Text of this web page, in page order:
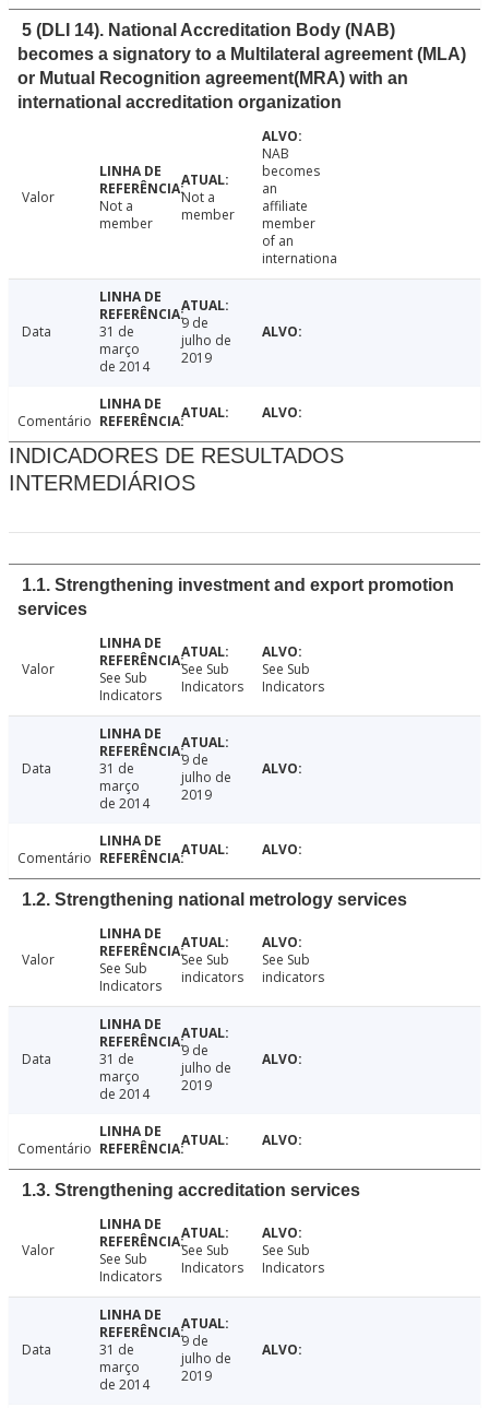
5 (DLI 14). National Accreditation Body (NAB)
becomes a signatory to a Multilateral agreement (MLA)
or Mutual Recognition agreement(MRA) with an
international accreditation organization
Valor
Not a
member
Not a
member
NAB
becomes
an
affiliate
member
of an
internationa
Data
31 de
março
de 2014
9 de
julho de
2019
Comentário
INDICADORES DE RESULTADOS
INTERMEDIÁRIOS
1.1. Strengthening investment and export promotion
services
Valor
See Sub
Indicators
See Sub
Indicators
See Sub
Indicators
Data
31 de
março
de 2014
9 de
julho de
2019
Comentário
1.2. Strengthening national metrology services
Valor
See Sub
Indicators
See Sub
indicators
See Sub
indicators
Data
31 de
março
de 2014
9 de
julho de
2019
Comentário
1.3. Strengthening accreditation services
Valor
See Sub
Indicators
See Sub
Indicators
See Sub
Indicators
Data
31 de
março
de 2014
9 de
julho de
2019